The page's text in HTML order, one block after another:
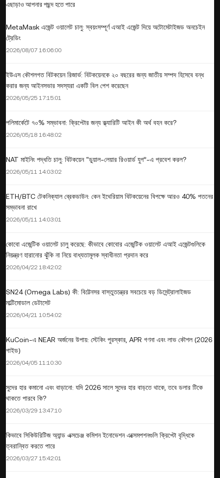
এছাড়াও আপনার পছন্দ হতে পারে
MetaMask এজেন্ট ওয়ালেট চালু: স্বয়ংসম্পূর্ণ এআই এজেন্ট দিয়ে অটোমেটাইজড অনচেইন
ট্রেডিং
2026/08/07 16:06:00
ইউএস কৌশলগত বিটকয়েন রিজার্ভ: বিটকয়েনকে ২০ বছরের জন্য জাতীয় সম্পদ হিসেবে বন্ধ
করার জন্য আইনসভার সদস্যরা একটি বিল পেশ করেছেন
2026/05/25 17:15:01
পলিমার্কেটে ৭০% সম্ভাবনা: ক্রিপ্টোর জন্য ক্ল্যারিটি আইন কী অর্থ বহন করে?
2026/05/18 16:48:02
NAT মাইনিং পদ্ধতি চালু: বিটকয়েন “ডুয়াল-লেয়ার রিওয়ার্ড যুগ”-এ প্রবেশ করল?
2026/05/11 14:03:02
ETH/BTC টেকনিক্যাল ব্রেকডাউন: কেন ইথেরিয়াম বিটকয়েনের বিপক্ষে আরও 40% পতনের
সম্ভাবনা রাখে
2026/05/11 14:03:01
কোবো এজেন্টিক ওয়ালেট চালু করেছে: কীভাবে কোবোর এজেন্টিক ওয়ালেট এআই এজেন্টগুলিকে
নিয়ন্ত্রণ হারানোর ঝুঁকি না নিয়ে বাধ্যতামূলক স্বাধীনতা প্রদান করে
2026/04/22 18:42:02
SN24 (Omega Labs) কী: বিট্টেনসর বাস্তুতন্ত্রের সবচেয়ে বড় ডিসেন্ট্রালাইজড
মাল্টিমোডাল ডেটাসেট
2026/04/21 10:54:02
KuCoin-এ NEAR অর্জনের উপায়: স্টেকিং পুরস্কার, APR গণনা এবং লাভ কৌশল (2026
গাইড)
2026/04/05 11:10:30
সুদের হার কমানো এবং বাড়ানো: যদি 2026 সালে সুদের হার বাড়তে থাকে, তবে ডলার টিকে
থাকতে পারবে কি?
2026/03/29 13:47:10
কিভাবে সিকিউরিটিজ অ্যান্ড এক্সচেঞ্জ কমিশন ইনোভেশন এক্সেমপশনগুলি ক্রিপ্টো বৃদ্ধিকে
ত্বরান্বিত করতে পারে
2026/03/27 15:42:01